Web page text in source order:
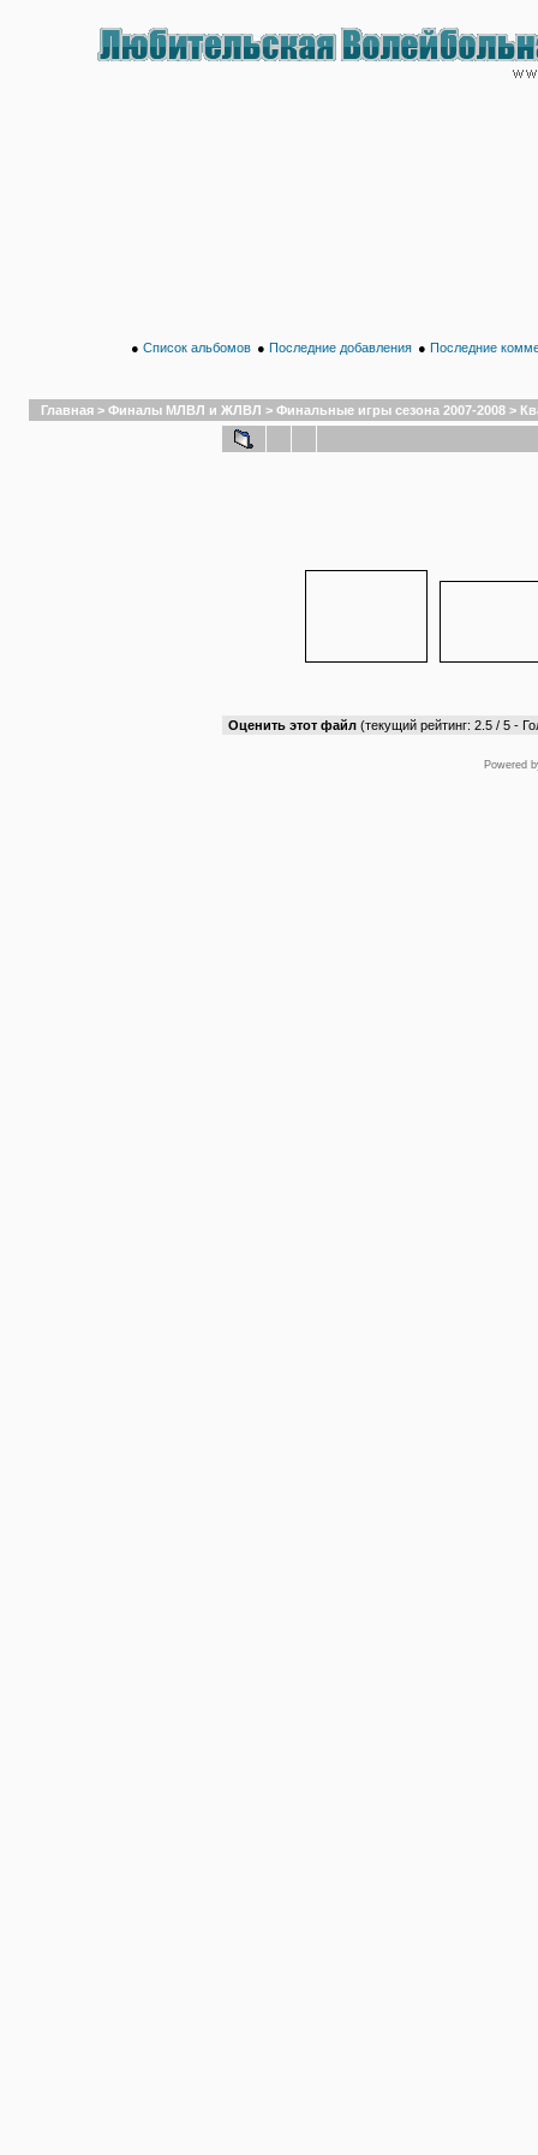
● Список альбомов ● Последние добавления ● Последние
Главная > Финалы МЛВЛ и ЖЛВЛ > Финальные игры сезона 2007-2008 >
Оценить этот файл (текущий рейтинг: 2.5 / 5 -
Powered